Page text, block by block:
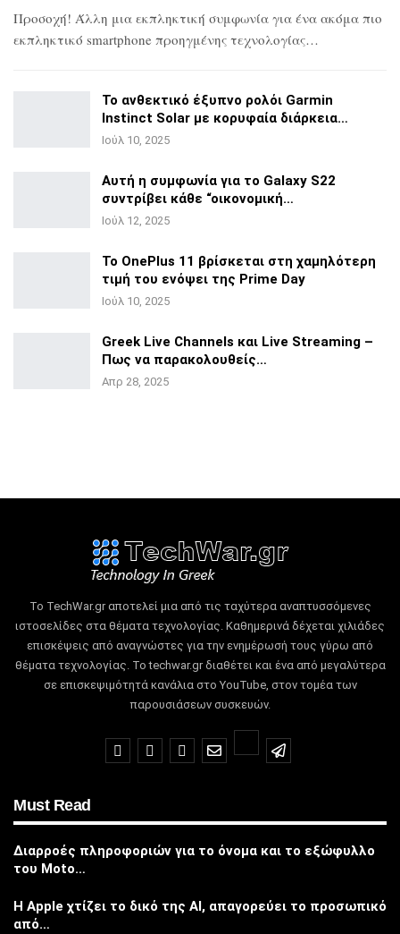
Προσοχή! Άλλη μια εκπληκτική συμφωνία για ένα ακόμα πιο
εκπληκτικό smartphone προηγμένης τεχνολογίας…
Το ανθεκτικό έξυπνο ρολόι Garmin
Instinct Solar με κορυφαία διάρκεια…
Ιούλ 10, 2025
Αυτή η συμφωνία για το Galaxy S22
συντρίβει κάθε “οικονομική…
Ιούλ 12, 2025
Το OnePlus 11 βρίσκεται στη χαμηλότερη
τιμή του ενόψει της Prime Day
Ιούλ 10, 2025
Greek Live Channels και Live Streaming –
Πως να παρακολουθείς…
Απρ 28, 2025
Το TechWar.gr αποτελεί μια από τις ταχύτερα αναπτυσσόμενες
ιστοσελίδες στα θέματα τεχνολογίας. Καθημερινά δέχεται χιλιάδες
επισκέψεις από αναγνώστες για την ενημέρωσή τους γύρω από
θέματα τεχνολογίας. Το techwar.gr διαθέτει και ένα από μεγαλύτερα
σε επισκεψιμότητά κανάλια στο YouTube, στον τομέα των
παρουσιάσεων συσκευών.
Must Read
Διαρροές πληροφοριών για το όνομα και το εξώφυλλο
του Moto…
Η Apple χτίζει το δικό της AI, απαγορεύει το προσωπικό
από…